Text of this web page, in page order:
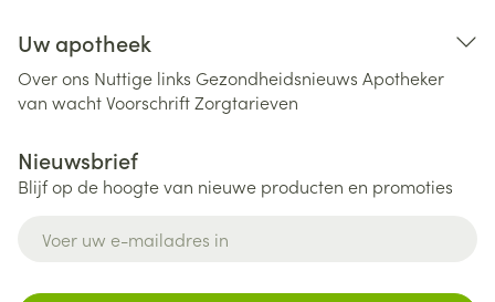
Uw apotheek
Over ons Nuttige links Gezondheidsnieuws Apotheker
van wachtVoorschriftZorgtarieven
Nieuwsbrief
Blijf op de hoogte van nieuwe producten en promoties